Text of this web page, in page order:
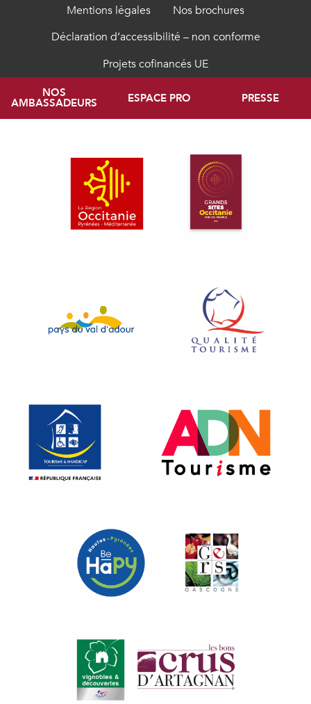
Mentions légales
Nos brochures
Déclaration d’accessibilité – non conforme
Projets cofinancés UE
NOS
AMBASSADEURS ESPACE PRO PRESSE